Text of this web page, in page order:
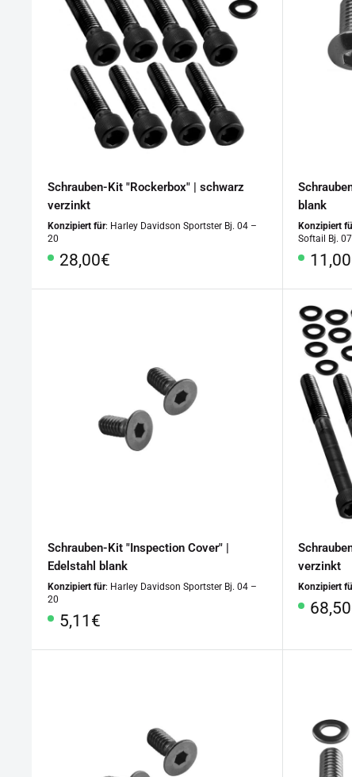
Schrauben-Kit "Rockerbox" | schwarz
verzinkt
Konzipiert für: Harley Davidson Sportster Bj. 04 –
20
Sonderpreis
28,00€
blank
Konzipiert
Softail Bj.
Schrauben-Kit "Inspection Cover" |
Edelstahl blank
Konzipiert für: Harley Davidson Sportster Bj. 04 –
20
Sonderpreis
5,11€
verzinkt
Konzipiert